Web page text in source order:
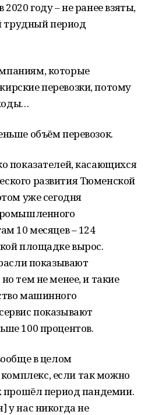
году – не ранее взяты,
трудный период
которые
перевозки, потому
объём перевозок.
показателей, касающихся
развития Тюменской
уже сегодня
10 месяцев – 124
площадке вырос.
показывают
тем не менее, и такие
машинного
показывают
100 процентов.
в целом
если так можно
прошёл период пандемии.
у нас никогда не